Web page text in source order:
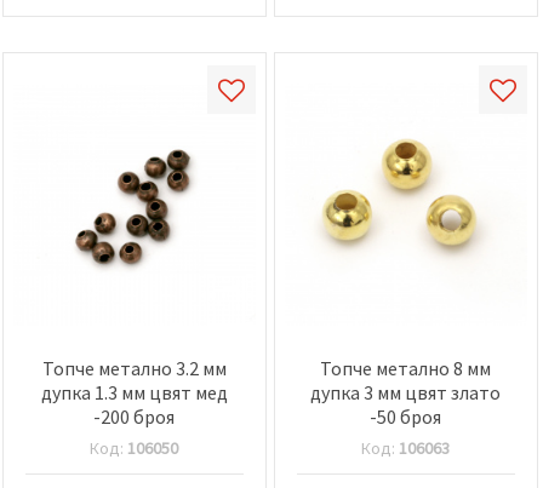
Топче метално 3.2 мм
дупка 1.3 мм цвят мед
-200 броя
Код: 106050
Топче метално 8 мм
дупка 3 мм цвят злато
-50 броя
Код: 106063